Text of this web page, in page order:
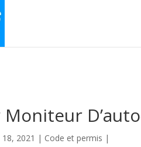
2021 | Code et permis |